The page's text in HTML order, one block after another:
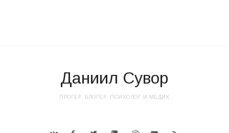
Даниил Сувор
ПРОГЕР, БЛОГЕР, ПСИХОЛОГ И МЕДИК